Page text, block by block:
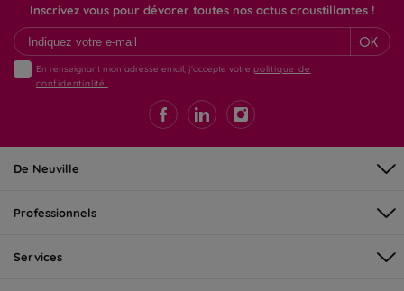
Inscrivez vous pour dévorer toutes nos actus croustillantes !
OK
En renseignant mon adresse email, j'accepte votre politique de
confidentialité.
De Neuville
Professionnels
Services